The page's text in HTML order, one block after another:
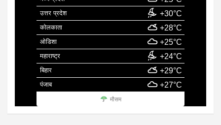
उत्तर प्रदेश +30°C
कोलकाता +28°C
ओडिशा +25°C
महाराष्ट्र +24°C
बिहार +29°C
पंजाब +27°C
मौसम